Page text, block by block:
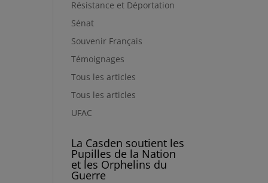
Résistance et Déportation
Sénat
Souvenir Français
Témoignages
Tous les articles
Tous les articles
UFAC
La Casden soutient les
Pupilles de la Nation
et les Orphelins du
Guerre